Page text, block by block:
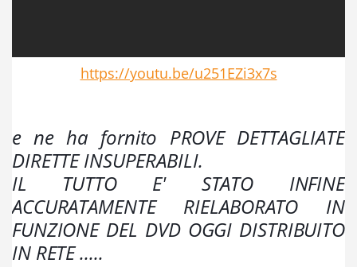
https://youtu.be/u251EZi3x7s
e ne ha fornito PROVE DETTAGLIATE
DIRETTE INSUPERABILI.
IL TUTTO E' STATO INFINE
ACCURATAMENTE RIELABORATO IN
FUNZIONE DEL DVD OGGI DISTRIBUITO
IN RETE .....